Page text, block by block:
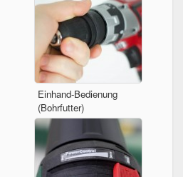
Einhand-Bedienung
(Bohrfutter)